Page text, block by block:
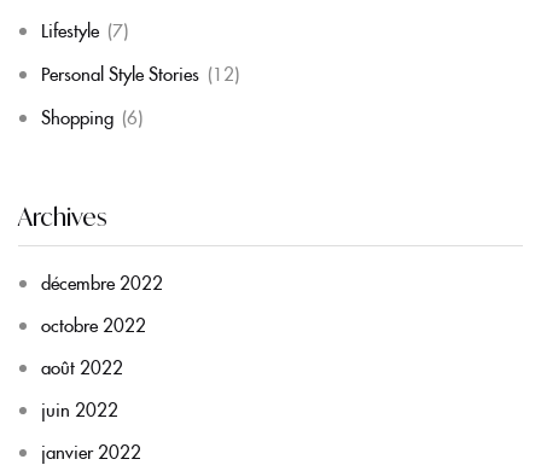
Lifestyle (7)
Personal Style Stories (12)
Shopping (6)
Archives
décembre 2022
octobre 2022
août 2022
juin 2022
janvier 2022